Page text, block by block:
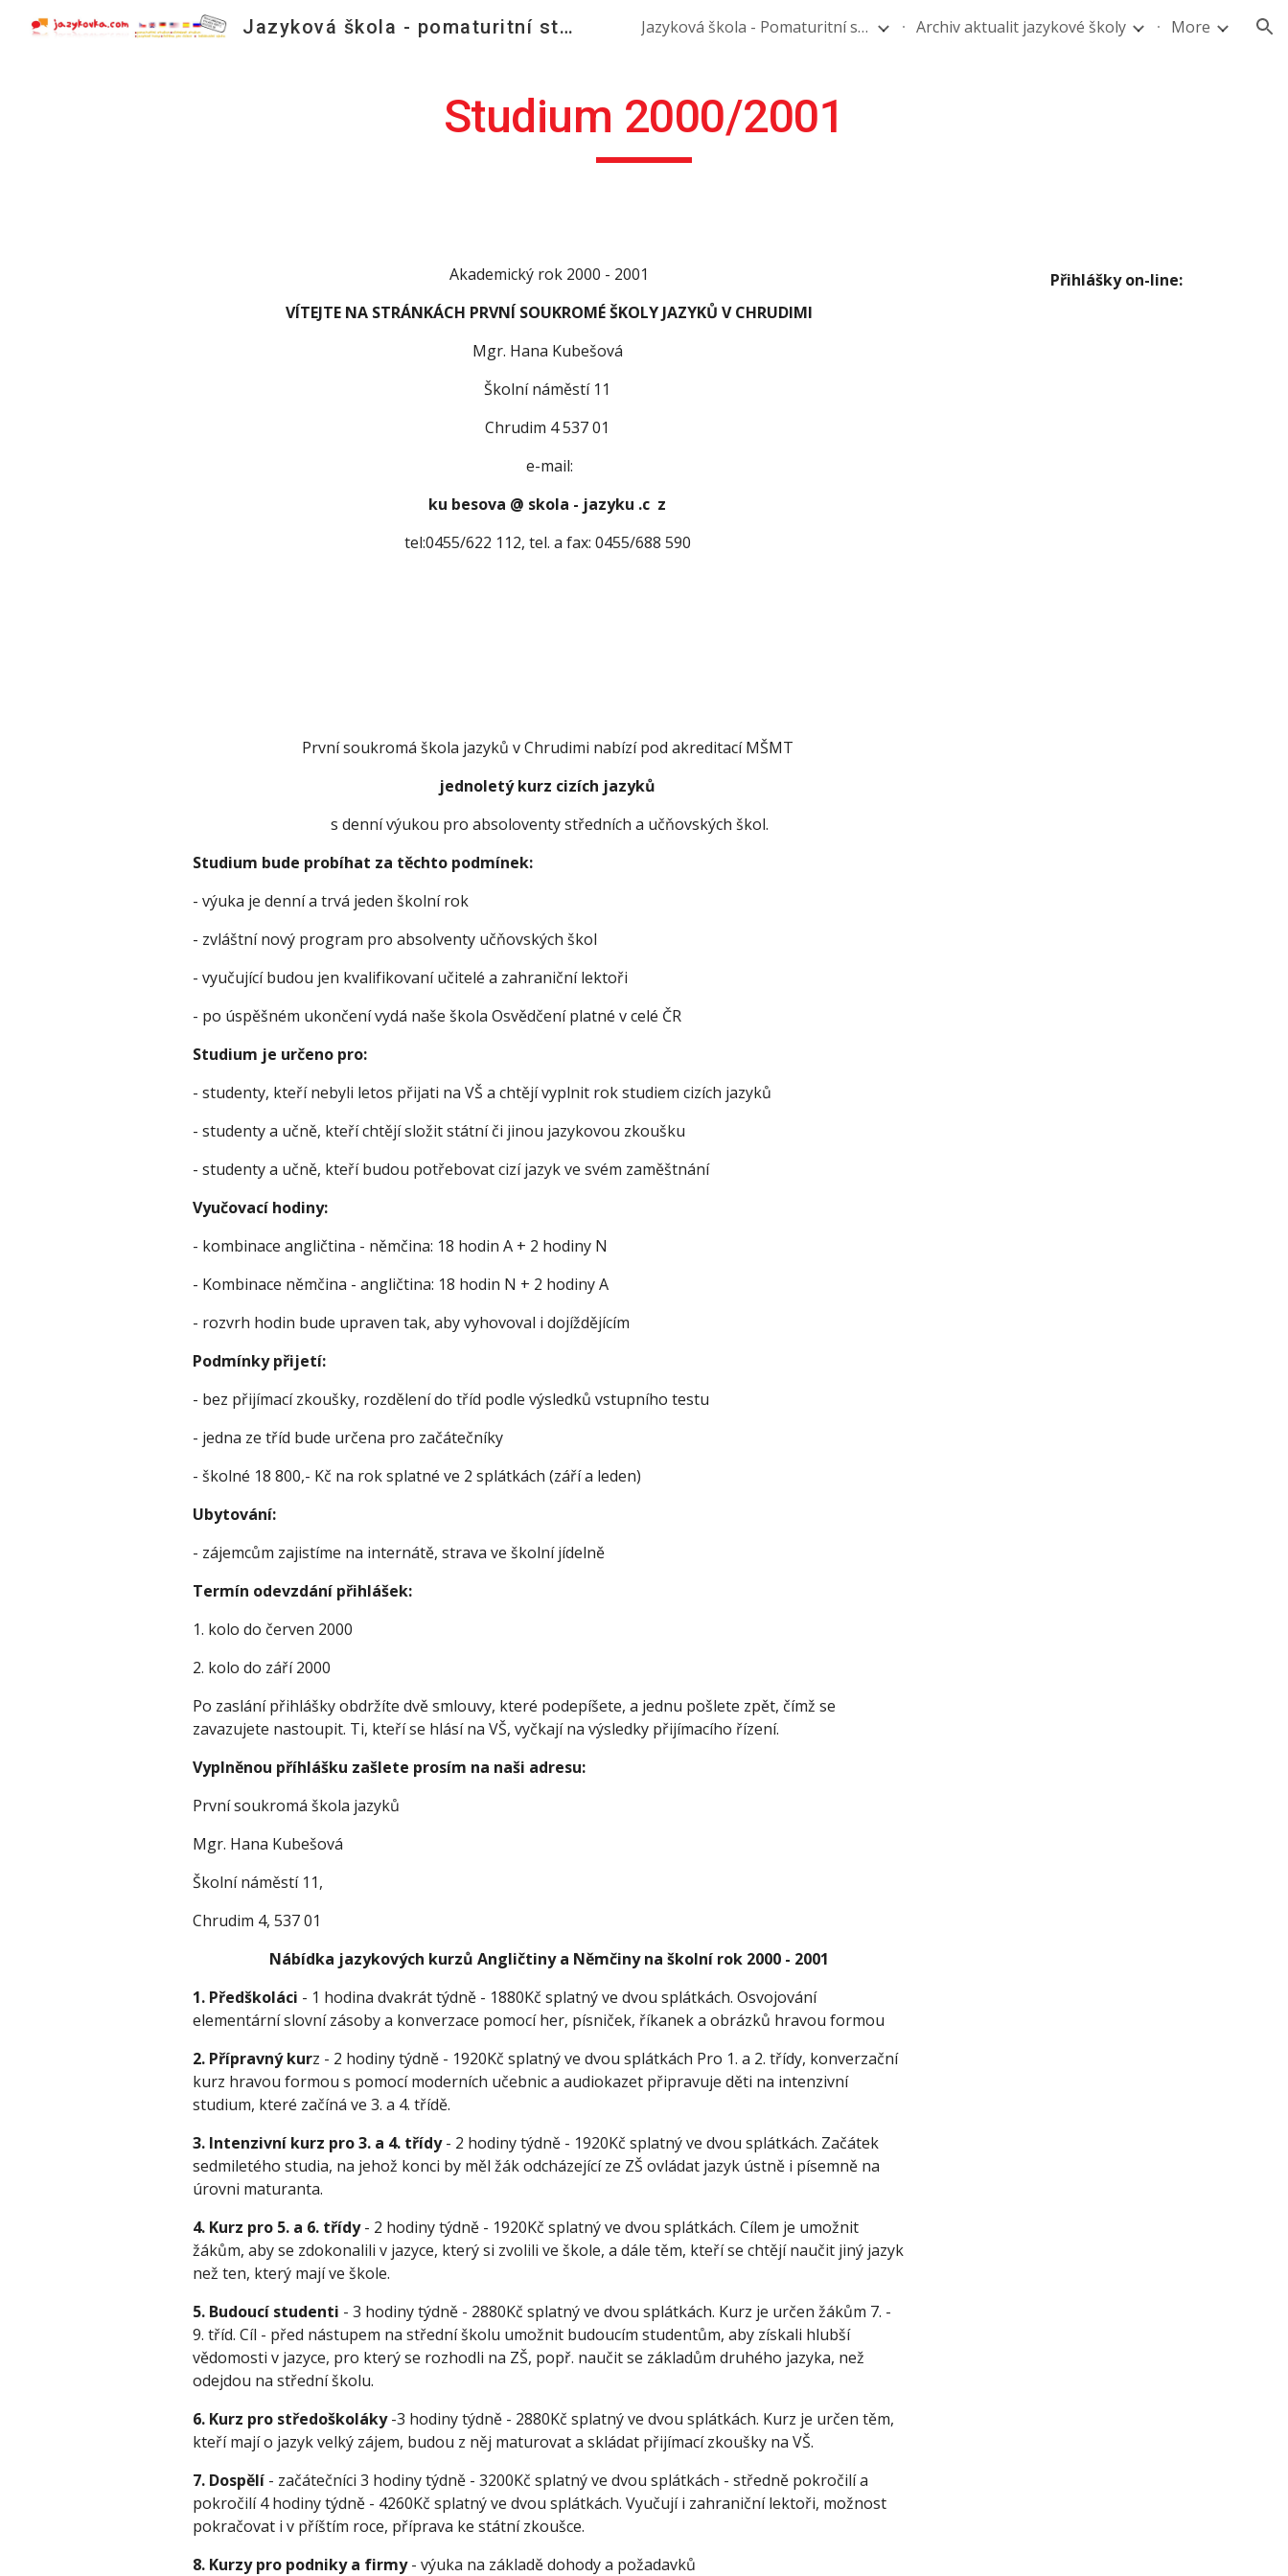
Skip to main content Skip to navigation
Jazyková škola - pomaturitní studium angličtiny Jazyková škola - Pomaturitní studium angličtiny a němčiny Archiv aktualit jazykové školy More
Studium 2000/2001
Akademický rok 2000 - 2001
VÍTEJTE NA STRÁNKÁCH PRVNÍ SOUKROMÉ ŠKOLY JAZYKŮ V CHRUDIMI
Mgr. Hana Kubešová
Školní náměstí 11
Chrudim 4 537 01
e-mail:
ku besova @ skola - jazyku .c  z
tel:0455/622 112, tel. a fax: 0455/688 590
Přihlášky on-line:
První soukromá škola jazyků v Chrudimi nabízí pod akreditací MŠMT
jednoletý kurz cizích jazyků
s denní výukou pro absoloventy středních a učňovských škol.
Studium bude probíhat za těchto podmínek:
- výuka je denní a trvá jeden školní rok
- zvláštní nový program pro absolventy učňovských škol
- vyučující budou jen kvalifikovaní učitelé a zahraniční lektoři
- po úspěšném ukončení vydá naše škola Osvědčení platné v celé ČR
Studium je určeno pro:
- studenty, kteří nebyli letos přijati na VŠ a chtějí vyplnit rok studiem cizích jazyků
- studenty a učně, kteří chtějí složit státní či jinou jazykovou zkoušku
- studenty a učně, kteří budou potřebovat cizí jazyk ve svém zaměštnání
Vyučovací hodiny:
- kombinace angličtina - němčina: 18 hodin A + 2 hodiny N
- Kombinace němčina - angličtina: 18 hodin N + 2 hodiny A
- rozvrh hodin bude upraven tak, aby vyhovoval i dojíždějícím
Podmínky přijetí:
- bez přijímací zkoušky, rozdělení do tříd podle výsledků vstupního testu
- jedna ze tříd bude určena pro začátečníky
- školné 18 800,- Kč na rok splatné ve 2 splátkách (září a leden)
Ubytování:
- zájemcům zajistíme na internátě, strava ve školní jídelně
Termín odevzdání přihlášek:
1. kolo do červen 2000
2. kolo do září 2000
Po zaslání přihlášky obdržíte dvě smlouvy, které podepíšete, a jednu pošlete zpět, čímž se
zavazujete nastoupit. Ti, kteří se hlásí na VŠ, vyčkají na výsledky přijímacího řízení.
Vyplněnou příhlášku zašlete prosím na naši adresu:
První soukromá škola jazyků
Mgr. Hana Kubešová
Školní náměstí 11,
Chrudim 4, 537 01
Nábídka jazykových kurzů Angličtiny a Němčiny na školní rok 2000 - 2001
1. Předškoláci - 1 hodina dvakrát týdně - 1880Kč splatný ve dvou splátkách. Osvojování
elementární slovní zásoby a konverzace pomocí her, písniček, říkanek a obrázků hravou formou
2. Přípravný kurz - 2 hodiny týdně - 1920Kč splatný ve dvou splátkách Pro 1. a 2. třídy, konverzační
kurz hravou formou s pomocí moderních učebnic a audiokazet připravuje děti na intenzivní
studium, které začíná ve 3. a 4. třídě.
3. Intenzivní kurz pro 3. a 4. třídy - 2 hodiny týdně - 1920Kč splatný ve dvou splátkách. Začátek
sedmiletého studia, na jehož konci by měl žák odcházející ze ZŠ ovládat jazyk ústně i písemně na
úrovni maturanta.
4. Kurz pro 5. a 6. třídy - 2 hodiny týdně - 1920Kč splatný ve dvou splátkách. Cílem je umožnit
žákům, aby se zdokonalili v jazyce, který si zvolili ve škole, a dále těm, kteří se chtějí naučit jiný jazyk
než ten, který mají ve škole.
5. Budoucí studenti - 3 hodiny týdně - 2880Kč splatný ve dvou splátkách. Kurz je určen žákům 7. -
9. tříd. Cíl - před nástupem na střední školu umožnit budoucím studentům, aby získali hlubší
vědomosti v jazyce, pro který se rozhodli na ZŠ, popř. naučit se základům druhého jazyka, než
odejdou na střední školu.
6. Kurz pro středoškoláky -3 hodiny týdně - 2880Kč splatný ve dvou splátkách. Kurz je určen těm,
kteří mají o jazyk velký zájem, budou z něj maturovat a skládat přijímací zkoušky na VŠ.
7. Dospělí - začátečníci 3 hodiny týdně - 3200Kč splatný ve dvou splátkách - středně pokročilí a
pokročilí 4 hodiny týdně - 4260Kč splatný ve dvou splátkách. Vyučují i zahraniční lektoři, možnost
pokračovat i v příštím roce, příprava ke státní zkoušce.
8. Kurzy pro podniky a firmy - výuka na základě dohody a požadavků